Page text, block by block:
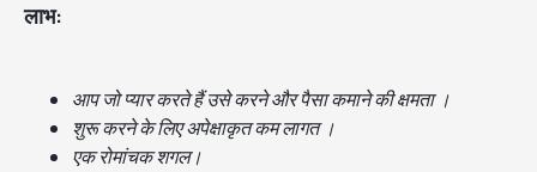
लाभ:
आप जो प्यार करते हैं उसे करने और पैसा कमाने की क्षमता ।
शुरू करने के लिए अपेक्षाकृत कम लागत ।
एक रोमांचक शगल।